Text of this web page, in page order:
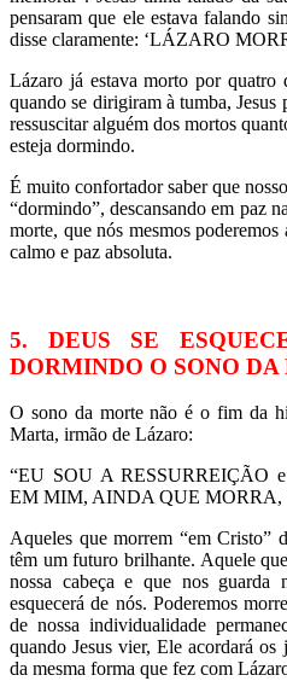
pensaram que ele estava falando
disse claramente: ‘LÁZARO
Lázaro já estava morto por quatro
quando se dirigiram à tumba,
ressuscitar alguém dos mortos
esteja dormindo.
É muito confortador saber que
“dormindo”, descansando em paz
morte, que nós mesmos
calmo e paz absoluta.
5. DEUS SE
DORMINDO O SONO DA
O sono da morte não é o fim da
Marta, irmão de Lázaro:
“EU SOU A RESSURREIÇÃO
EM MIM, AINDA QUE MORRA,
Aqueles que morrem “em Cristo”
têm um futuro brilhante. Aquele
nossa cabeça e que nos
esquecerá de nós. Poderemos
de nossa individualidade
quando Jesus vier, Ele acordará
da mesma forma que fez com